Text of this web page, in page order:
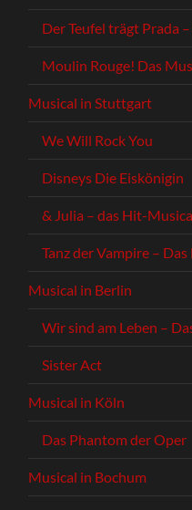
Der Teufel trägt Prada
Moulin Rouge! Das
Musical in Stuttgart
We Will Rock You
Disneys Die Eiskönigin
& Julia – das Hit-
Tanz der Vampire –
Musical in Berlin
Wir sind am Leben –
Sister Act
Musical in Köln
Das Phantom der Oper
Musical in Bochum